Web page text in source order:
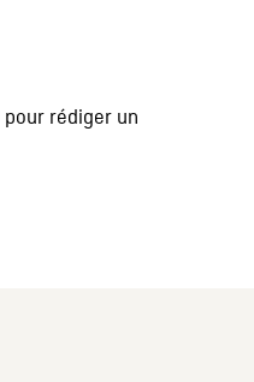
pour rédiger un